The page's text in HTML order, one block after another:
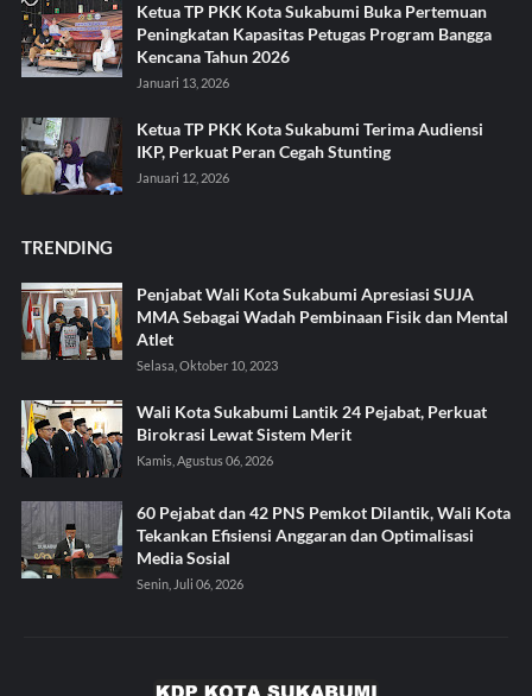
Ketua TP PKK Kota Sukabumi Buka Pertemuan
Peningkatan Kapasitas Petugas Program Bangga
Kencana Tahun 2026
Januari 13, 2026
Ketua TP PKK Kota Sukabumi Terima Audiensi
IKP, Perkuat Peran Cegah Stunting
Januari 12, 2026
TRENDING
Penjabat Wali Kota Sukabumi Apresiasi SUJA
MMA Sebagai Wadah Pembinaan Fisik dan Mental
Atlet
Selasa, Oktober 10, 2023
Wali Kota Sukabumi Lantik 24 Pejabat, Perkuat
Birokrasi Lewat Sistem Merit
Kamis, Agustus 06, 2026
60 Pejabat dan 42 PNS Pemkot Dilantik, Wali Kota
Tekankan Efisiensi Anggaran dan Optimalisasi
Media Sosial
Senin, Juli 06, 2026